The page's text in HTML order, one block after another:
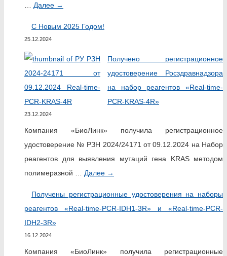
Далее →
С Новым 2025 Годом!
25.12.2024
Получено регистрационное
удостоверение Росздравнадзора
на набор реагентов «Real-time-
PCR-KRAS-4R»
23.12.2024
Компания «БиоЛинк» получила регистрационное
удостоверение № РЗН 2024/24171 от 09.12.2024 на Набор
реагентов для выявления мутаций гена KRAS методом
полимеразной … Далее →
Получены регистрационные удостоверения на наборы
реагентов «Real-time-PCR-IDH1-3R» и «Real-time-PCR-
IDH2-3R»
16.12.2024
Компания «БиоЛинк» получила регистрационные